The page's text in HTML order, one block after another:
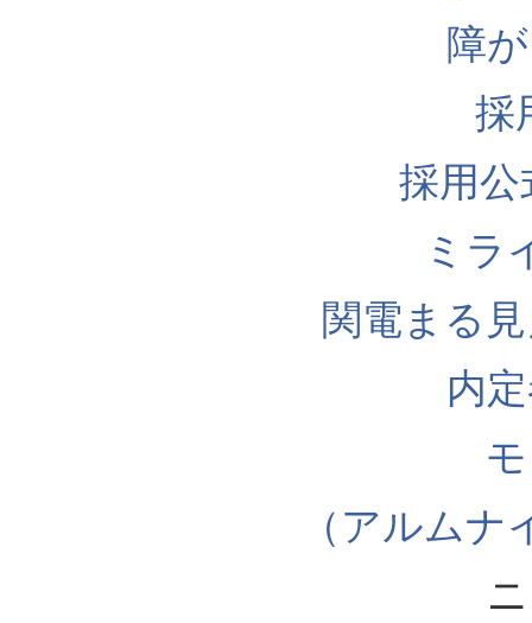
障
採
採用公
ミラ
関電まる
内
（アルム